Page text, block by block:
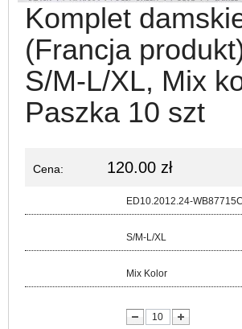
Komplet
(Francja
S/M-L/XL, Mix
Paszka 10 szt
Cena: 120.00 zł
ED10.2012.24-
S/M-L/XL
Mix Kolor